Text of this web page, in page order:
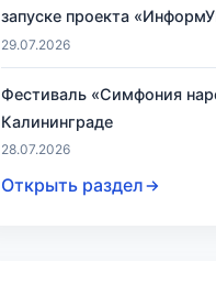
запуске проекта
29.07.2026
Фестиваль «Симфония
Калининграде
28.07.2026
Открыть раздел